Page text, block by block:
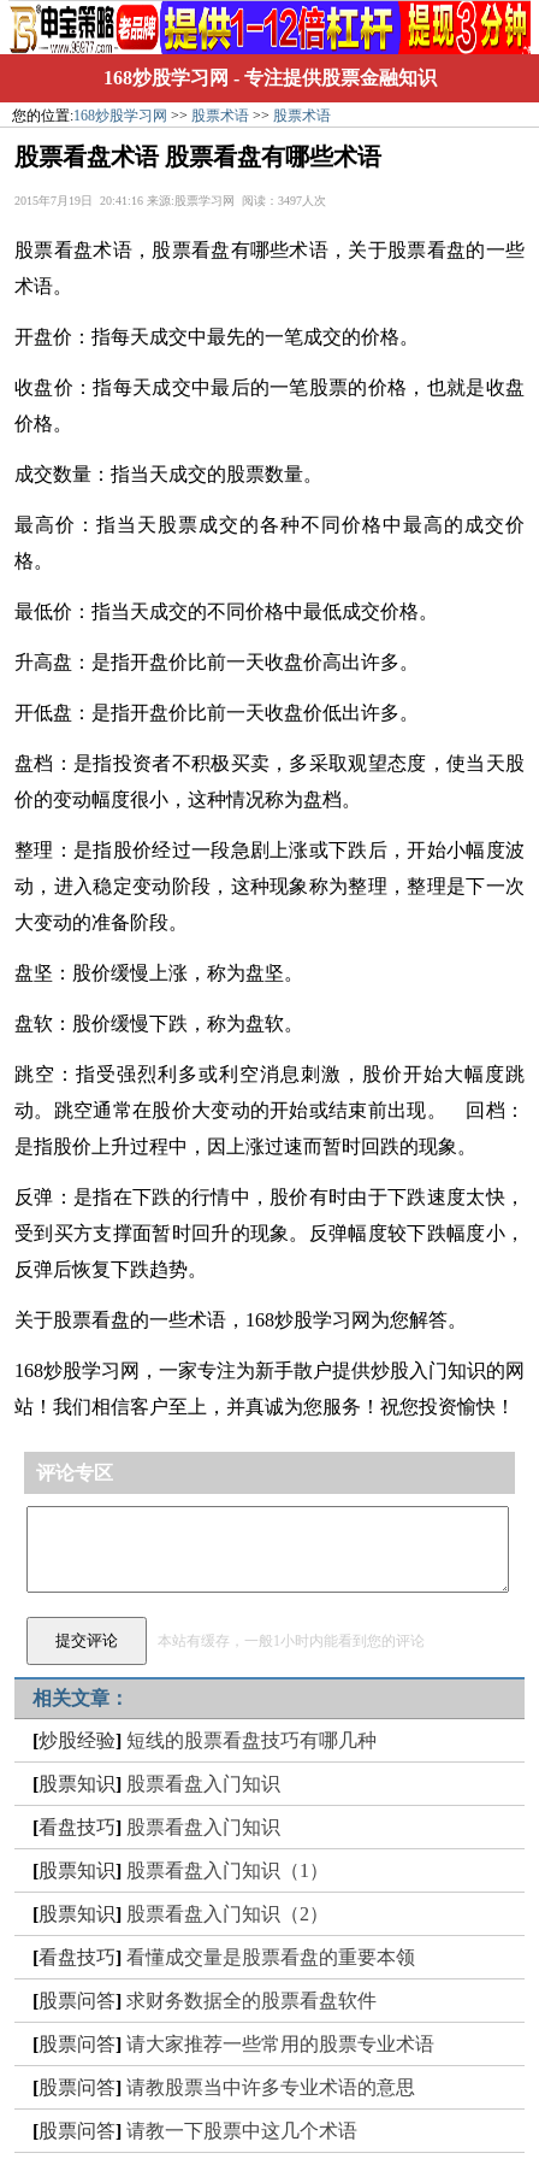
168炒股学习网 - 专注提供股票金融知识
您的位置:168炒股学习网 >> 股票术语 >> 股票术语
股票看盘术语 股票看盘有哪些术语
2015年7月19日 20:41:16 来源:股票学习网 阅读：3497人次
股票看盘术语，股票看盘有哪些术语，关于股票看盘的一些
术语。
开盘价：指每天成交中最先的一笔成交的价格。
收盘价：指每天成交中最后的一笔股票的价格，也就是收盘
价格。
成交数量：指当天成交的股票数量。
最高价：指当天股票成交的各种不同价格中最高的成交价
格。
最低价：指当天成交的不同价格中最低成交价格。
升高盘：是指开盘价比前一天收盘价高出许多。
开低盘：是指开盘价比前一天收盘价低出许多。
盘档：是指投资者不积极买卖，多采取观望态度，使当天股
价的变动幅度很小，这种情况称为盘档。
整理：是指股价经过一段急剧上涨或下跌后，开始小幅度波
动，进入稳定变动阶段，这种现象称为整理，整理是下一次
大变动的准备阶段。
盘坚：股价缓慢上涨，称为盘坚。
盘软：股价缓慢下跌，称为盘软。
跳空：指受强烈利多或利空消息刺激，股价开始大幅度跳
动。跳空通常在股价大变动的开始或结束前出现。 回档：
是指股价上升过程中，因上涨过速而暂时回跌的现象。
反弹：是指在下跌的行情中，股价有时由于下跌速度太快，
受到买方支撑面暂时回升的现象。反弹幅度较下跌幅度小，
反弹后恢复下跌趋势。
关于股票看盘的一些术语，168炒股学习网为您解答。
168炒股学习网，一家专注为新手散户提供炒股入门知识的网
站！我们相信客户至上，并真诚为您服务！祝您投资愉快！
评论专区
本站有缓存，一般1小时内能看到您的评论
相关文章：
[炒股经验] 短线的股票看盘技巧有哪几种
[股票知识] 股票看盘入门知识
[看盘技巧] 股票看盘入门知识
[股票知识] 股票看盘入门知识（1）
[股票知识] 股票看盘入门知识（2）
[看盘技巧] 看懂成交量是股票看盘的重要本领
[股票问答] 求财务数据全的股票看盘软件
[股票问答] 请大家推荐一些常用的股票专业术语
[股票问答] 请教股票当中许多专业术语的意思
[股票问答] 请教一下股票中这几个术语